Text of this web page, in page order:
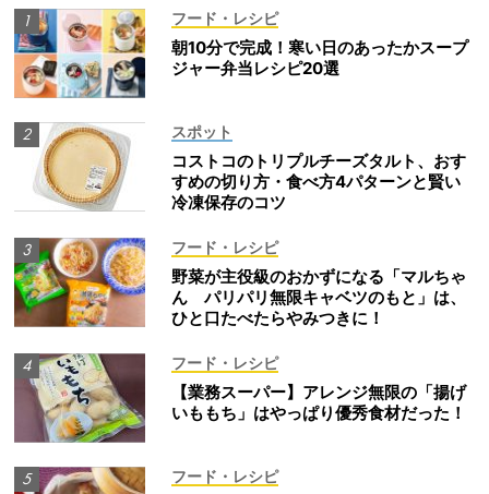
フード・レシピ
朝10分で完成！寒い日のあったかスープ
ジャー弁当レシピ20選
スポット
コストコのトリプルチーズタルト、おす
すめの切り方・食べ方4パターンと賢い
冷凍保存のコツ
フード・レシピ
野菜が主役級のおかずになる「マルちゃ
ん パリパリ無限キャベツのもと」は、
ひと口たべたらやみつきに！
フード・レシピ
【業務スーパー】アレンジ無限の「揚げ
いももち」はやっぱり優秀食材だった！
フード・レシピ